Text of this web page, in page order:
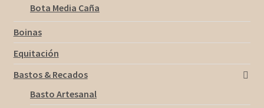
Bota Media Caña
Boinas
Equitación
Bastos & Recados
Basto Artesanal